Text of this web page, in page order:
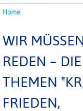
Home
WIR
REDEN – DIE
THEMEN
FRIEDEN,